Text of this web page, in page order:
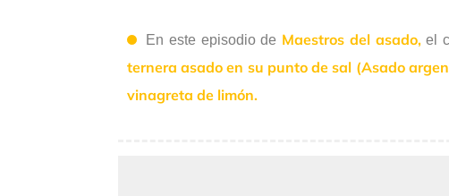
En este episodio de Maestros del asado,el
ternera asado en su punto de sal (Asado
vinagreta de limón.